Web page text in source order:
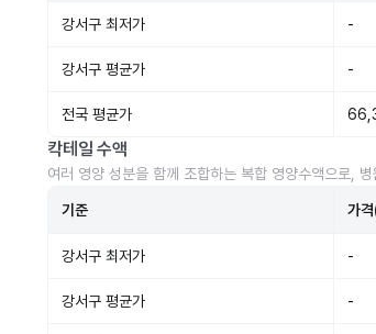
강서구 최저가 -
강서구 평균가 -
전국 평균가
칵테일 수액
여러 영양 성분을 함께 조합하는 복합 영양수액으로,
기준 가
강서구 최저가 -
강서구 평균가 -